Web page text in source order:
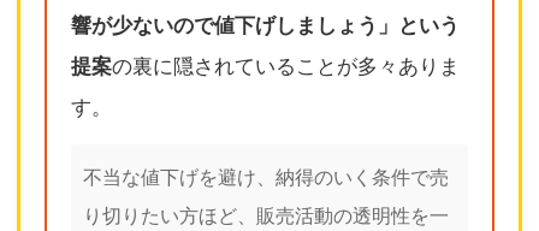
響が少ないので値下げしましょう」という
提案の裏に隠されていることが多々ありま
す。
不当な値下げを避け、納得のいく条件で売
り切りたい方ほど、販売活動の透明性を一